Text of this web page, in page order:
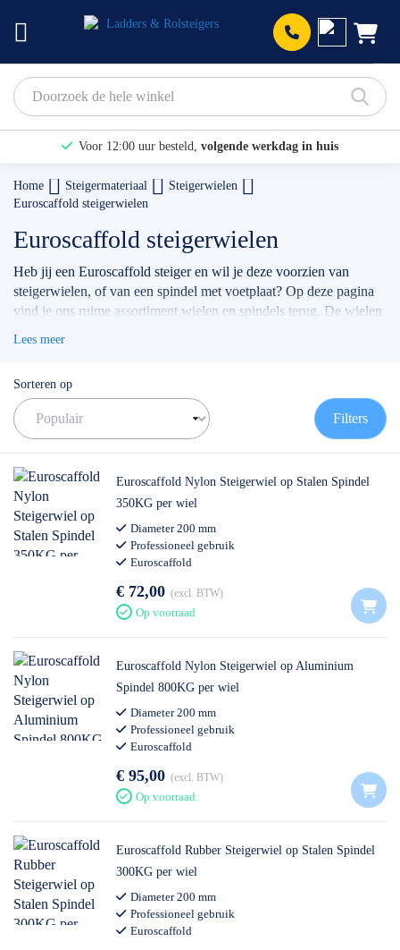
Voor 12:00 uur besteld, volgende werkdag in huis
Bekijk hier onze Actiepagina
Binnen 1 dag een
Home Steigermateriaal
Steigerwielen
Euroscaffold steigerwielen
Euroscaffold steigerwielen
Heb jij een Euroscaffold steiger en wil je deze voorzien van
steigerwielen, of van een spindel met voetplaat? Op deze pagina
vind je ons ruime assortiment wielen en spindels terug. De wielen
graag verder!
✅ Volgende werkdag op locatie
✅ Meedenkende klantenservice
Lees meer
Sorteren op
Filters
Euroscaffold Nylon Steigerwiel op Stalen Spindel
350KG per wiel
Diameter 200 mm
Professioneel gebruik
Euroscaffold
€ 72,00 excl. BTW
Op voorraad
Euroscaffold Nylon Steigerwiel op Aluminium
Spindel 800KG per wiel
Diameter 200 mm
Professioneel gebruik
Euroscaffold
€ 95,00 excl. BTW
Op voorraad
Euroscaffold Rubber Steigerwiel op Stalen Spindel
300KG per wiel
Diameter 200 mm
Professioneel gebruik
Euroscaffold